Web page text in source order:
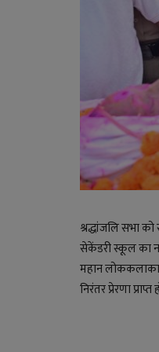
श्रद्धांजलि सभा
सेकेंडरी स्कूल का
महान
निरंतर प्रेरणा प्राप्त
admin